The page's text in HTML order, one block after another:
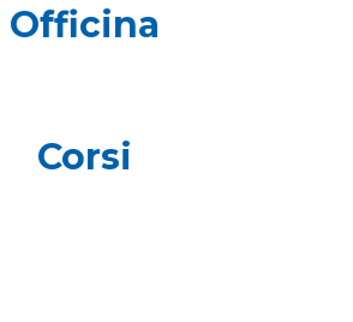
Officina
Corsi